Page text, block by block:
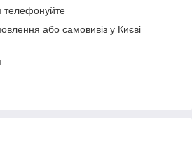
телефонуйте
або самовивіз у Києві